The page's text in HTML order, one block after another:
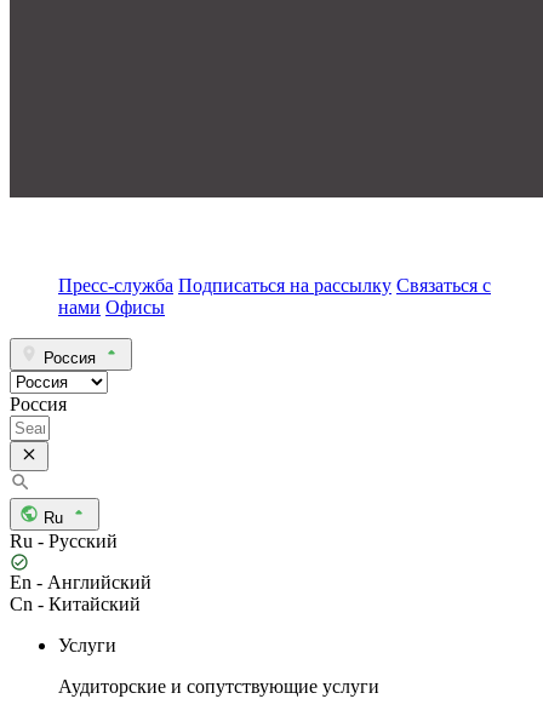
Пресс-служба Подписаться на рассылку Связаться с
нами Офисы
Россия
Россия
Ru
Ru - Русский
En - Английский
Cn - Китайский
Услуги
Аудиторские и сопутствующие услуги